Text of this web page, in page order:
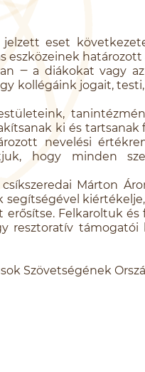
eset
eszközeinek
‒ a diákokat vagy
kollégáink jogait,
ki és
nevelési
hogy minden
Márton
erősítse. Felkaroltuk
resztoratív
Szövetségének